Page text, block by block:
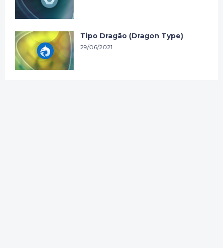
Tipo Dragão (Dragon Type)
29/06/2021